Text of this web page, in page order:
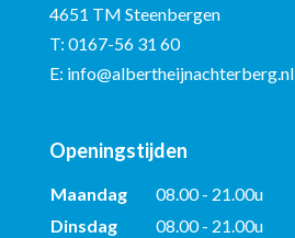
4651 TM Steenbergen
T: 0167-56 31 60
E: info@albertheijnachterberg.nl
Openingstijden
Maandag
08.00 - 21.00u
Dinsdag
08.00 - 21.00u